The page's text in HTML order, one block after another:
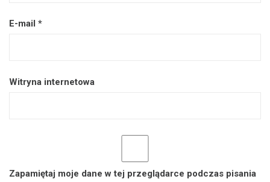
E-mail *
Witryna internetowa
Zapamiętaj moje dane w tej przeglądarce podczas pisania